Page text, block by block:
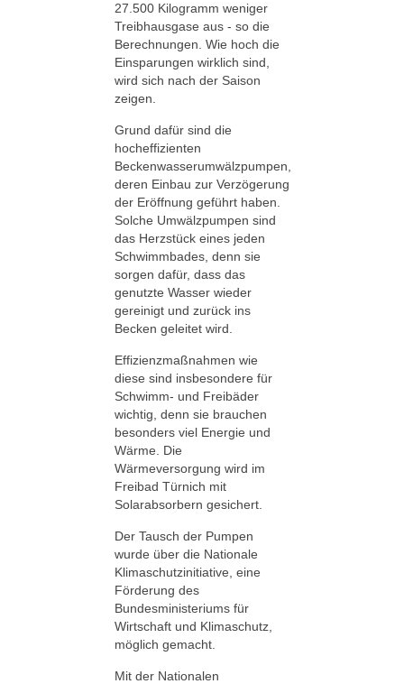
27.500 Kilogramm weniger
Treibhausgase aus - so die
Berechnungen. Wie hoch die
Einsparungen wirklich sind,
wird sich nach der Saison
zeigen.
Grund dafür sind die
hocheffizienten
Beckenwasserumwälzpumpen,
deren Einbau zur Verzögerung
der Eröffnung geführt haben.
Solche Umwälzpumpen sind
das Herzstück eines jeden
Schwimmbades, denn sie
sorgen dafür, dass das
genutzte Wasser wieder
gereinigt und zurück ins
Becken geleitet wird.
Effizienzmaßnahmen wie
diese sind insbesondere für
Schwimm- und Freibäder
wichtig, denn sie brauchen
besonders viel Energie und
Wärme. Die
Wärmeversorgung wird im
Freibad Türnich mit
Solarabsorbern gesichert.
Der Tausch der Pumpen
wurde über die Nationale
Klimaschutzinitiative, eine
Förderung des
Bundesministeriums für
Wirtschaft und Klimaschutz,
möglich gemacht.
Mit der Nationalen